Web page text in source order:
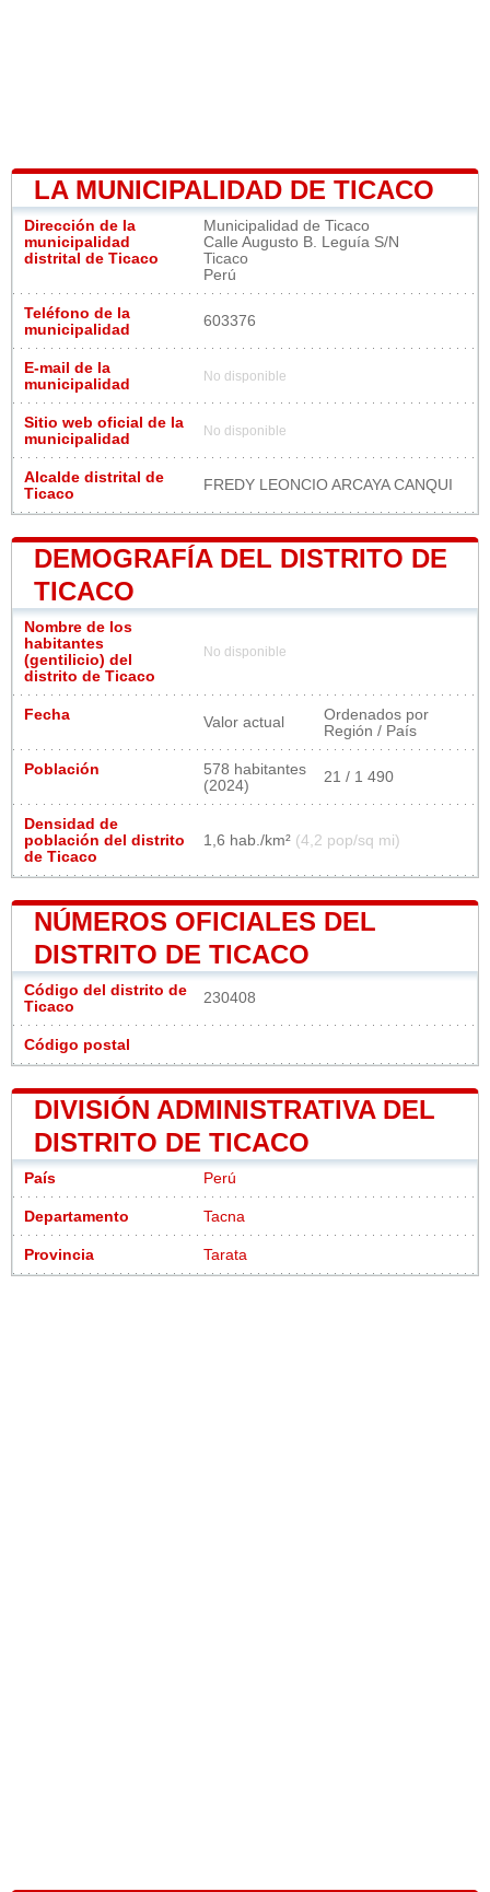
LA MUNICIPALIDAD DE TICACO
Dirección de la
municipalidad
distrital de Ticaco
Municipalidad de Ticaco
Calle Augusto B. Leguía S/N
Ticaco
Perú
Teléfono de la
municipalidad
603376
E-mail de la
municipalidad
No disponible
Sitio web oficial de la
municipalidad
No disponible
Alcalde distrital de
Ticaco
FREDY LEONCIO ARCAYA CANQUI
DEMOGRAFÍA DEL DISTRITO DE
TICACO
Nombre de los
habitantes
(gentilicio) del
distrito de Ticaco
No disponible
Fecha Valor actual
Ordenados por
Región / País
Población
578 habitantes
(2024)
21 / 1 490
Densidad de
población del distrito
de Ticaco
1,6 hab./km² (4,2 pop/sq mi)
NÚMEROS OFICIALES DEL
DISTRITO DE TICACO
Código del distrito de
Ticaco
230408
Código postal
DIVISIÓN ADMINISTRATIVA DEL
DISTRITO DE TICACO
País Perú
Departamento Tacna
Provincia Tarata